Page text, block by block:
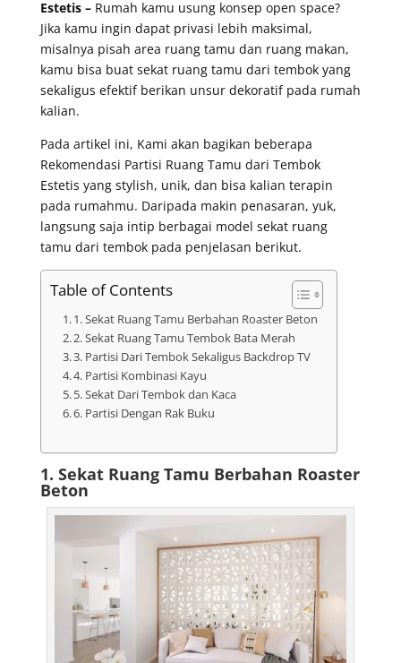
Estetis –Rumah kamu usung konsep open space?
Jika kamu ingin dapat privasi lebih maksimal,
misalnya pisah area ruang tamu dan ruang makan,
kamu bisa buat sekat ruang tamu dari tembok yang
sekaligus efektif berikan unsur dekoratif pada rumah
kalian.
Pada artikel ini, Kami akan bagikan beberapa
Rekomendasi Partisi Ruang Tamu dari Tembok
Estetis yang stylish, unik, dan bisa kalian terapin
pada rumahmu. Daripada makin penasaran, yuk,
langsung saja intip berbagai model sekat ruang
tamu dari tembok pada penjelasan berikut.
Table of Contents
1. Sekat Ruang Tamu Berbahan Roaster Beton
2. Sekat Ruang Tamu Tembok Bata Merah
3. Partisi Dari Tembok Sekaligus Backdrop TV
4. Partisi Kombinasi Kayu
5. Sekat Dari Tembok dan Kaca
6. Partisi Dengan Rak Buku
1. Sekat Ruang Tamu Berbahan Roaster
Beton